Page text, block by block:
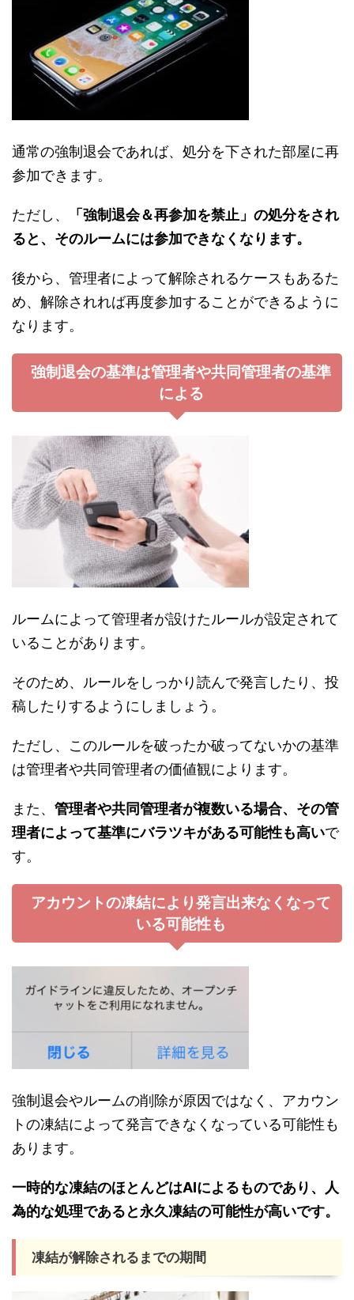
通常の強制退会であれば、処分を下された部屋に再
参加できます。
ただし、
「強制退会＆再参加を禁止」の処分をされ
ると、そのルームには参加できなくなります。
後から、管理者によって解除されるケースもあるた
め、解除されれば再度参加することができるように
なります。
強制退会の基準は管理者や共同管理者の基準
による
ルームによって管理者が設けたルールが設定されて
いることがあります。
そのため、ルールをしっかり読んで発言したり、投
稿したりするようにしましょう。
ただし、このルールを破ったか破ってないかの基準
は管理者や共同管理者の価値観によります。
また、 管理者や共同管理者が複数いる場合、その管
理者によって基準にバラツキがある可能性も高いで
す。
アカウントの凍結により発言出来なくなって
いる可能性も
強制退会やルームの削除が原因ではなく、アカウン
トの凍結によって発言できなくなっている可能性も
あります。
一時的な凍結のほとんどはAIによるものであり、人
為的な処理であると永久凍結の可能性が高いです。
凍結が解除されるまでの期間